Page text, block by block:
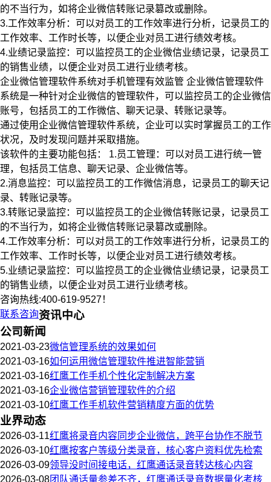
的不当行为，如将企业微信转账记录篡改或删除。
3.工作效率分析：可以对员工的工作效率进行分析，记录员工的
工作效率、工作时长等，以便企业对员工进行绩效考核。
4.业绩记录监控：可以监控员工的企业微信业绩记录，记录员工
的销售业绩，以便企业对员工进行业绩考核。
企业微信管理软件系统对手机管理有效监管 企业微信管理软件
系统是一种针对企业微信的管理软件，可以监控员工的企业微信
账号，包括员工的工作微信、聊天记录、转账记录等。
通过使用企业微信管理软件系统，企业可以实时掌握员工的工作
状况，及时发现问题并采取措施。
该软件的主要功能包括： 1.员工管理：可以对员工进行统一管
理，包括员工信息、聊天记录、企业微信等。
2.消息监控：可以监控员工的工作微信消息，记录员工的聊天记
录、转账记录等。
3.转账记录监控：可以监控员工的企业微信转账记录，记录员工
的不当行为，如将企业微信转账记录篡改或删除。
4.工作效率分析：可以对员工的工作效率进行分析，记录员工的
工作效率、工作时长等，以便企业对员工进行绩效考核。
5.业绩记录监控：可以监控员工的企业微信业绩记录，记录员工
的销售业绩，以便企业对员工进行业绩考核。
咨询热线:400-619-9527！
联系咨询资讯中心
公司新闻
2021-03-23微信管理系统的效果如何
2021-03-16如何运用微信管理软件推进智能营销
2021-03-16红鹰工作手机个性化定制解决方案
2021-03-16企业微信营销管理软件的介绍
2021-03-10红鹰工作手机软件营销精度方面的优势
业界动态
2026-03-11红鹰将录音内容同步企业微信，跨平台协作不脱节
2026-03-10红鹰按客户等级分类录音，核心客户资料优先检索
2026-03-09领导没时间接电话，红鹰通话录音转达核心内容
2026-03-08团队通话量参差不齐，红鹰通话录音数据量化考核